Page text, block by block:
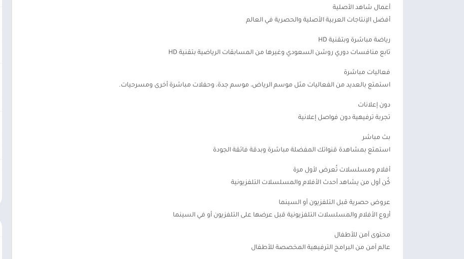
أعمال شاهد الأصلية
أفضل الإنتاجات العربية الأصلية والحصرية في العالم
رياضة مباشرة وبتقنية HD
تابع منافسات دوري روشن السعودي وغيرها من المسابقات الرياضية بتقنية HD
فعاليات مباشرة
استمتع بالعديد من الفعاليات مثل موسم الرياض، موسم جدة، وحفلات مباشرة أخرى ومسرحيات.
دون إعلانات
تجربة ترفيهية دون فواصل إعلانية
بث مباشر
استمتع بمشاهدة قنواتك المفضلة مباشرة وبدقة فائقة الجودة
أفلام ومسلسلات تُعرض لأول مرة
كُن أول من يشاهد أحدث الأفلام والمسلسلات التلفزيونية
عروض حصرية قبل التلفزيون أو السينما
أروع الأفلام والمسلسلات التلفزيونية قبل عرضها على التلفزيون أو في السينما
محتوى آمن للأطفال
عالم آمن من البرامج الترفيهية المخصصة للأطفال